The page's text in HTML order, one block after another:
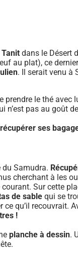
Tanit dans le Désert
au plat), ce
. Il serait venu à
prendre le thé
n’est pas au goût
récupérer ses
du Samudra.
cherchant à les
Sur cette
de sable qui se
qu’il recouvrait.
!
planche à dessin.